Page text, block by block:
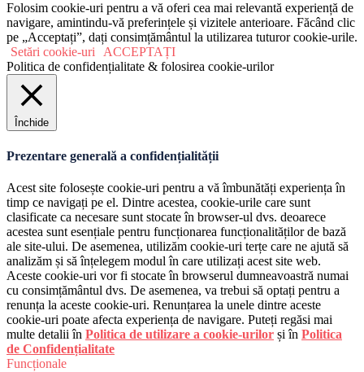
Folosim cookie-uri pentru a vă oferi cea mai relevantă experiență de
navigare, amintindu-vă preferințele și vizitele anterioare. Făcând clic
pe „Acceptați”, dați consimțământul la utilizarea tuturor cookie-urile.
Setări cookie-uri ACCEPTAȚI
Politica de confidențialitate & folosirea cookie-urilor
Închide
Prezentare generală a confidențialității
Acest site folosește cookie-uri pentru a vă îmbunătăți experiența în
timp ce navigați pe el. Dintre acestea, cookie-urile care sunt
clasificate ca necesare sunt stocate în browser-ul dvs. deoarece
acestea sunt esențiale pentru funcționarea funcționalităților de bază
ale site-ului. De asemenea, utilizăm cookie-uri terțe care ne ajută să
analizăm și să înțelegem modul în care utilizați acest site web.
Aceste cookie-uri vor fi stocate în browserul dumneavoastră numai
cu consimțământul dvs. De asemenea, va trebui să optați pentru a
renunța la aceste cookie-uri. Renunțarea la unele dintre aceste
cookie-uri poate afecta experiența de navigare. Puteți regăsi mai
multe detalii în Politica de utilizare a cookie-urilor și în Politica
de Confidențialitate
Funcționale